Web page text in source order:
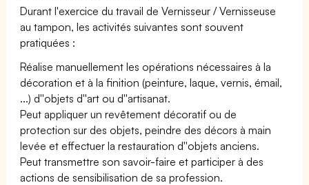
Durant l'exercice du travail de Vernisseur / Vernisseuse
au tampon, les activités suivantes sont souvent
pratiquées :
Réalise manuellement les opérations nécessaires à la
décoration et à la finition (peinture, laque, vernis, émail,
...) d''objets d''art ou d''artisanat.
Peut appliquer un revêtement décoratif ou de
protection sur des objets, peindre des décors à main
levée et effectuer la restauration d''objets anciens.
Peut transmettre son savoir-faire et participer à des
actions de sensibilisation de sa profession.